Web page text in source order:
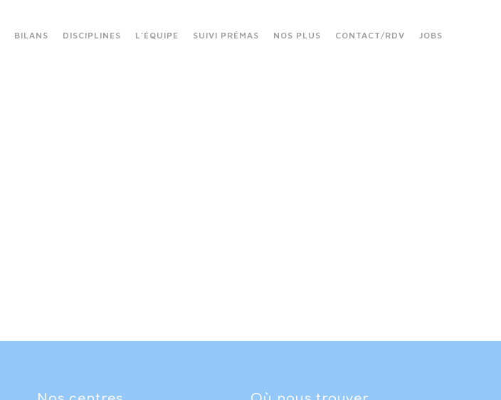
BILANS DISCIPLINES L’ÉQUIPE SUIVI PRÉMAS NOS PLUS CONTACT/RDV JOBS